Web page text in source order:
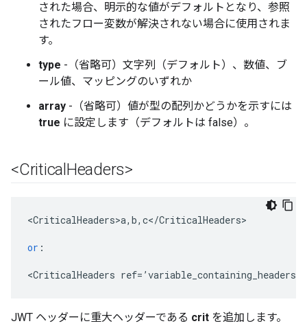
された場合、明示的な値がデフォルトとなり、参照
されたフロー変数が解決されない場合に使用されま
す。
type -（省略可）文字列（デフォルト）、数値、ブ
ール値、マッピングのいずれか
array -（省略可）値が型の配列かどうかを示すには
true に設定します（デフォルトは false）。
<Critical Headers>
<CriticalHeaders>a, b, c</CriticalHeaders>
or :
<CriticalHeaders ref= ’variable_containing_headers
JWT ヘッダーに重大ヘッダーである crit を追加します。